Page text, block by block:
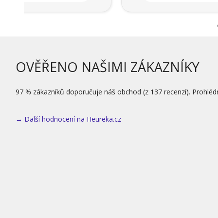
OVĚŘENO NAŠIMI ZÁKAZNÍKY
97 % zákazníků doporučuje náš obchod (z 137 recenzí).
→ Další hodnocení na Heureka.cz